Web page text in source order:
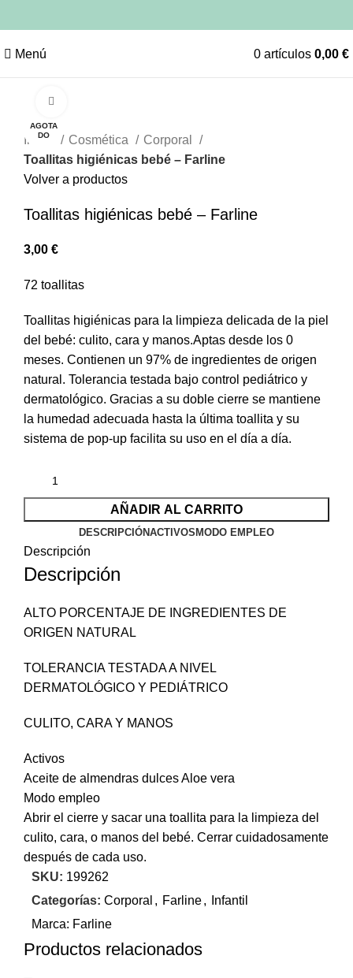
Menú 0 artículos 0,00 €
Inicio Cosmética
Corporal
Toallitas higiénicas bebé – Farline
Volver a productos
Toallitas higiénicas bebé – Farline
3,00 €
72 toallitas
Toallitas higiénicas para la limpieza delicada de la piel
del bebé: culito, cara y manos.Aptas desde los 0
meses. Contienen un 97% de ingredientes de origen
natural. Tolerancia testada bajo control pediátrico y
dermatológico. Gracias a su doble cierre se mantiene
la humedad adecuada hasta la última toallita y su
sistema de pop-up facilita su uso en el día a día.
AÑADIR AL CARRITO
DESCRIPCIÓNACTIVOS MODO EMPLEO
Descripción
Descripción
ALTO PORCENTAJE DE INGREDIENTES DE
ORIGEN NATURAL
TOLERANCIA TESTADA A NIVEL
DERMATOLÓGICO Y PEDIÁTRICO
CULITO, CARA Y MANOS
Activos
Aceite de almendras dulces Aloe vera
Modo empleo
Abrir el cierre y sacar una toallita para la limpieza del
culito, cara, o manos del bebé. Cerrar cuidadosamente
después de cada uso.
SKU: 199262
Categorías: Corporal , Farline,
Infantil
Marca: Farline
Productos relacionados
AGOTA
DO
AGOTA
DO
AGOTA
DO
AGOTA
DO
AGOTA
DO